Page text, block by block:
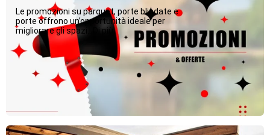
Le promozioni su parquet, porte blindate e
porte offrono un’opportunità ideale per
migliorare gli spazi...Di più